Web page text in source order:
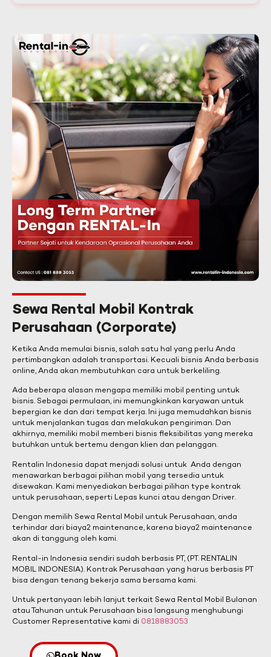
Sewa Rental Mobil Kontrak
Perusahaan (Corporate)
Ketika Anda memulai bisnis, salah satu hal yang perlu Anda
pertimbangkan adalah transportasi. Kecuali bisnis Anda berbasis
online, Anda akan membutuhkan cara untuk berkeliling.
Ada beberapa alasan mengapa memiliki mobil penting untuk
bisnis. Sebagai permulaan, ini memungkinkan karyawan untuk
bepergian ke dan dari tempat kerja. Ini juga memudahkan bisnis
untuk menjalankan tugas dan melakukan pengiriman. Dan
akhirnya, memiliki mobil memberi bisnis fleksibilitas yang mereka
butuhkan untuk bertemu dengan klien dan pelanggan.
Rentalin Indonesia dapat menjadi solusi untuk Anda dengan
menawarkan berbagai pilihan mobil yang tersedia untuk
disewakan. Kami menyediakan berbagai pilihan type kontrak
untuk perusahaan, seperti Lepas kunci atau dengan Driver.
Dengan memilih Sewa Rental Mobil untuk Perusahaan, anda
terhindar dari biaya2 maintenance, karena biaya2 maintenance
akan di tanggung oleh kami.
Rental-in Indonesia sendiri sudah berbasis PT, (PT. RENTALIN
MOBIL INDONESIA). Kontrak Perusahaan yang harus berbasis PT
bisa dengan tenang bekerja sama bersama kami.
Untuk pertanyaan lebih lanjut terkait Sewa Rental Mobil Bulanan
atau Tahunan untuk Perusahaan bisa langsung menghubungi
Customer Representative kami di 0818883053